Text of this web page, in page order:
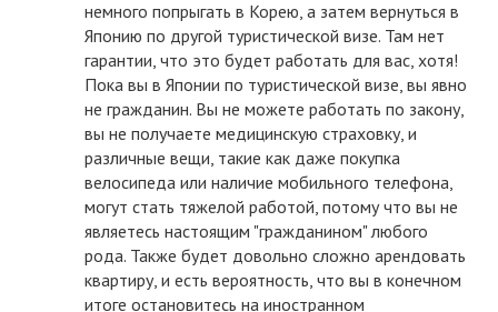
немного попрыгать в Корею, а затем вернуться в
Японию по другой туристической визе. Там нет
гарантии, что это будет работать для вас, хотя!
Пока вы в Японии по туристической визе, вы явно
не гражданин. Вы не можете работать по закону,
вы не получаете медицинскую страховку, и
различные вещи, такие как даже покупка
велосипеда или наличие мобильного телефона,
могут стать тяжелой работой, потому что вы не
являетесь настоящим "гражданином" любого
рода. Также будет довольно сложно арендовать
квартиру, и есть вероятность, что вы в конечном
итоге остановитесь на иностранном